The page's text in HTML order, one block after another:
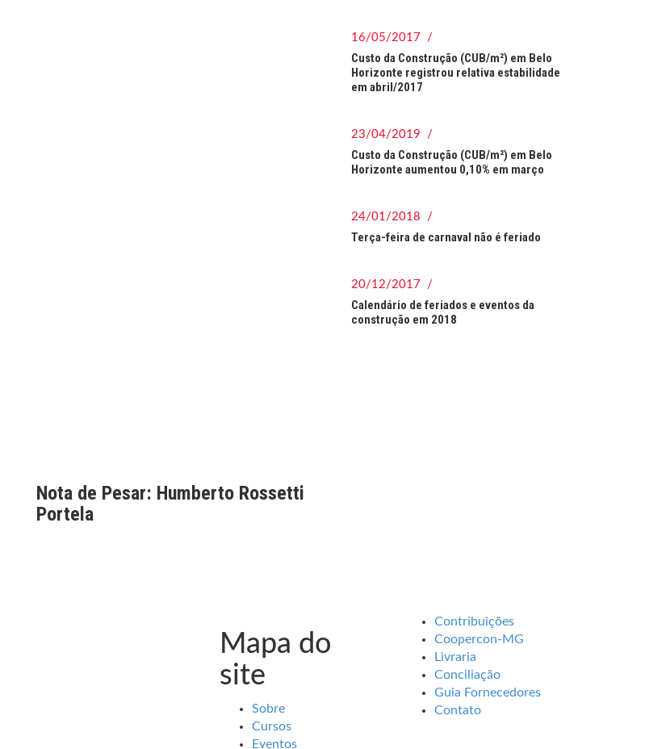
16/05/2017 /
Custo da Construção (CUB/m²) em Belo
Horizonte registrou relativa estabilidade
em abril/2017
23/04/2019 /
Custo da Construção (CUB/m²) em Belo
Horizonte aumentou 0,10% em março
24/01/2018 /
Terça-feira de carnaval não é feriado
20/12/2017 /
Calendário de feriados e eventos da
construção em 2018
Nota de Pesar: Humberto Rossetti
Portela
Mapa do
site
Sobre
Cursos
Eventos
Contribuições
Coopercon-MG
Livraria
Conciliação
Guia Fornecedores
Contato